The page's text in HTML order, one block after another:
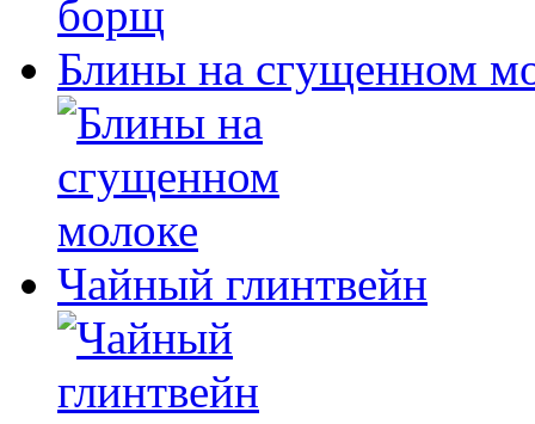
Блины на сгущенном
Чайный глинтвейн